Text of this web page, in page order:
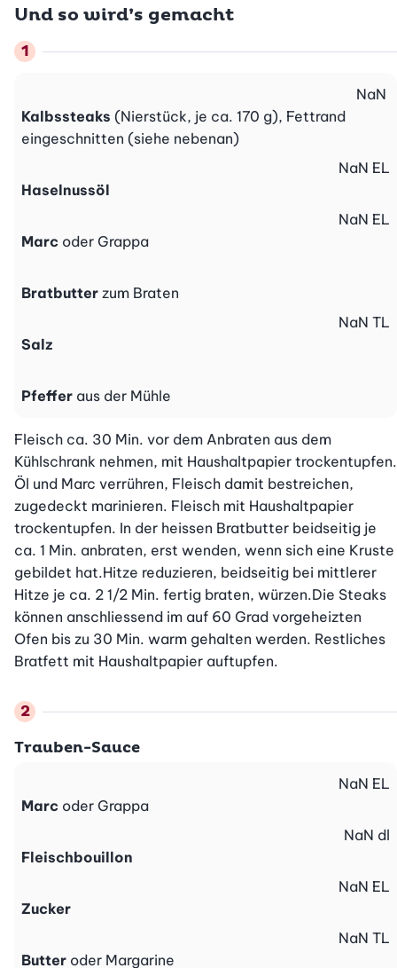
Und so wird’s gemacht
Kalbssteaks (Nierstück, je ca. 170 g), Fettrand
eingeschnitten (siehe nebenan)
NaN
Haselnussöl
NaN EL
Marc oder Grappa
NaN EL
Bratbutter zum Braten
Salz
NaN TL
Pfeffer aus der Mühle
Fleisch ca. 30 Min. vor dem Anbraten aus dem
Kühlschrank nehmen, mit Haushaltpapier trockentupfen.
Öl und Marc verrühren, Fleisch damit bestreichen,
zugedeckt marinieren. Fleisch mit Haushaltpapier
trockentupfen. In der heissen Bratbutter beidseitig je
ca. 1 Min. anbraten, erst wenden, wenn sich eine Kruste
gebildet hat.Hitze reduzieren, beidseitig bei mittlerer
Hitze je ca. 2 1/2 Min. fertig braten, würzen.Die Steaks
können anschliessend im auf 60 Grad vorgeheizten
Ofen bis zu 30 Min. warm gehalten werden. Restliches
Bratfett mit Haushaltpapier auftupfen.
Trauben-Sauce
Marc oder Grappa
NaN EL
Fleischbouillon
NaN dl
Zucker
NaN EL
Butter oder Margarine
NaN TL